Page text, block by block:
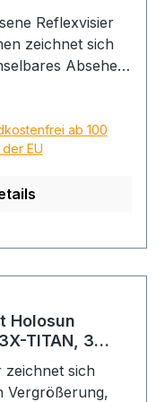
es können
vorhanden
Reflexvisier
zeichnet sich
Absehen,
die große Linse
für
hochwertige
zu
Preis - ohne
erlauben das
mit beidseitig
und eignen sich
ab 100
EU
Holosun
TITAN, 3
Jagd,
zeichnet sich
Vergrößerung,